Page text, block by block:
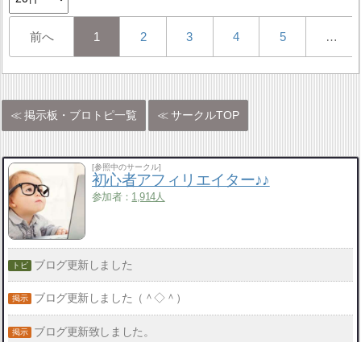
前へ 1 2 3 4 5 …
掲示板・ブロトピ一覧 サークルTOP
[参照中のサークル]
初心者アフィリエイター♪♪
参加者： 1,914人
ブログ更新しました
ブログ更新しました（＾◇＾）
ブログ更新致しました。